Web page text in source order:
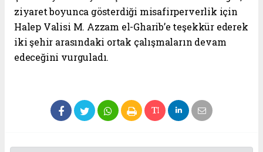
ziyaret boyunca gösterdiği misafirperverlik için
Halep Valisi M. Azzam el-Gharib’e teşekkür ederek
iki şehir arasındaki ortak çalışmaların devam
edeceğini vurguladı.